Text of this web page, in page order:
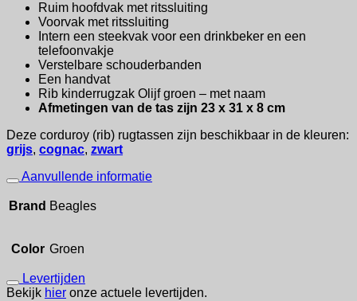
Ruim hoofdvak met ritssluiting
Voorvak met ritssluiting
Intern een steekvak voor een drinkbeker en een
telefoonvakje
Verstelbare schouderbanden
Een handvat
Rib kinderrugzak Olijf groen – met naam
Afmetingen van de tas zijn 23 x 31 x 8 cm
Deze corduroy (rib) rugtassen zijn beschikbaar in de kleuren:
grijs, cognac, zwart
Aanvullende informatie
Brand Beagles
Color Groen
Levertijden
Bekijk hier onze actuele levertijden.